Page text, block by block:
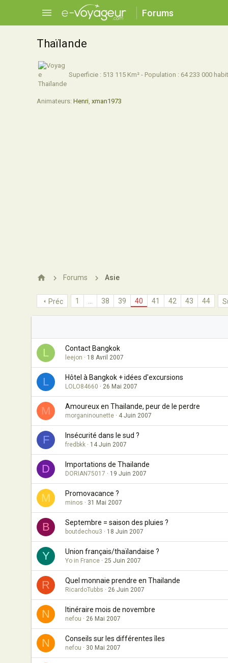
Forums
Thaïlande
Superficie : 513 115 Km² - Population : 64 233 000
Animateurs: Henri, xman1973
Forums Asie
Préc 1 38 39 40 41 42 43 44
L Contact Bangkok
leejon 18 Avril 2007
L Hôtel à Bangkok + idées d'excursions
LOLO84660 26 Mai 2007
M Amoureux en Thailande, peur de le perdre
morganinounette 4 Juin 2007
F Insécurité dans le sud ?
fredbkk 14 Juin 2007
D Importations de Thailande
DORIAN75017 19 Juin 2007
M Promovacance ?
minos 31 Mai 2007
B Septembre = saison des pluies ?
boutdechou3 18 Juin 2007
Y Union français/thaïlandaise ?
Yo in France 25 Juin 2007
R Quel monnaie prendre en Thailande
RicardoTubbs 26 Juin 2007
N Itinéraire mois de novembre
nefou 26 Mai 2007
N Conseils sur les différentes îles
nefou 30 Mai 2007